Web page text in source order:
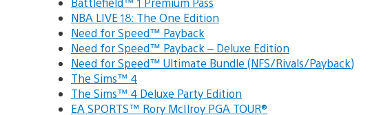
NBA LIVE 18: The One Edition
Need for Speed™ Payback
Need for Speed™ Payback – Deluxe Edition
Need for Speed™ Ultimate Bundle (NFS/Rivals/Payback)
The Sims™ 4
The Sims™ 4 Deluxe Party Edition
EA SPORTS™ Rory McIlroy PGA TOUR®